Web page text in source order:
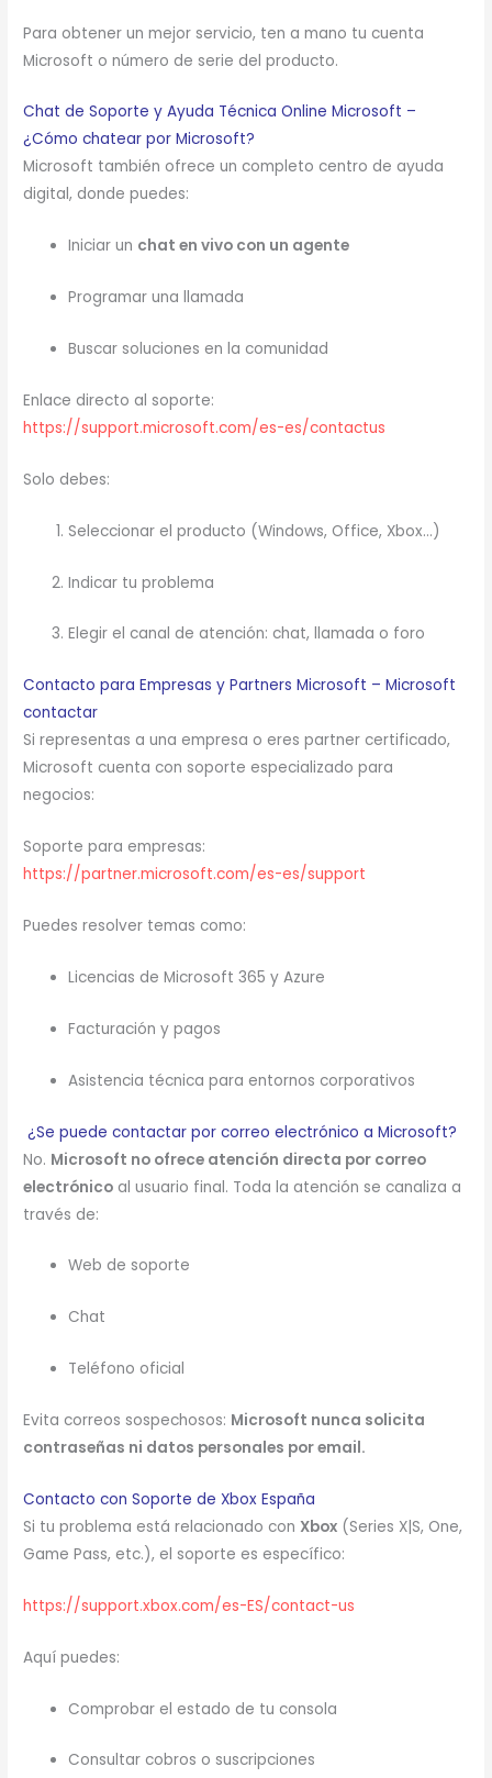
Para obtener un mejor servicio, ten a mano tu cuenta
Microsoft o número de serie del producto.
Chat de Soporte y Ayuda Técnica Online Microsoft –
¿Cómo chatear por Microsoft?
Microsoft también ofrece un completo centro de ayuda
digital, donde puedes:
Iniciar un chat en vivo con un agente
Programar una llamada
Buscar soluciones en la comunidad
Enlace directo al soporte:
https://support.microsoft.com/es-es/contactus
Solo debes:
Seleccionar el producto (Windows, Office, Xbox…)
Indicar tu problema
Elegir el canal de atención: chat, llamada o foro
Contacto para Empresas y Partners Microsoft – Microsoft
contactar
Si representas a una empresa o eres partner certificado,
Microsoft cuenta con soporte especializado para
negocios:
Soporte para empresas:
https://partner.microsoft.com/es-es/support
Puedes resolver temas como:
Licencias de Microsoft 365 y Azure
Facturación y pagos
Asistencia técnica para entornos corporativos
¿Se puede contactar por correo electrónico a Microsoft?
No. Microsoft no ofrece atención directa por correo
electrónico al usuario final. Toda la atención se canaliza a
través de:
Web de soporte
Chat
Teléfono oficial
Evita correos sospechosos: Microsoft nunca solicita
contraseñas ni datos personales por email.
Contacto con Soporte de Xbox España
Si tu problema está relacionado conXbox (Series X|S, One,
Game Pass, etc.), el soporte es específico:
https://support.xbox.com/es-ES/contact-us
Aquí puedes:
Comprobar el estado de tu consola
Consultar cobros o suscripciones